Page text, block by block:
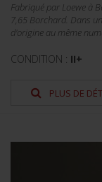
Fabriqué par Loewe à
7,65 Borchard. Dans
d'origine au même
CONDITION : II+
PLUS DE